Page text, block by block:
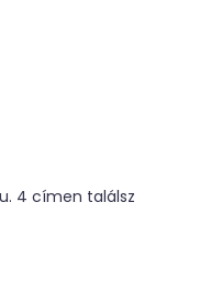
4 címen találsz